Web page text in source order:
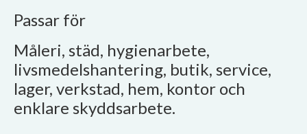
Passar för
Måleri, städ, hygienarbete,
livsmedelshantering, butik, service,
lager, verkstad, hem, kontor och
enklare skyddsarbete.